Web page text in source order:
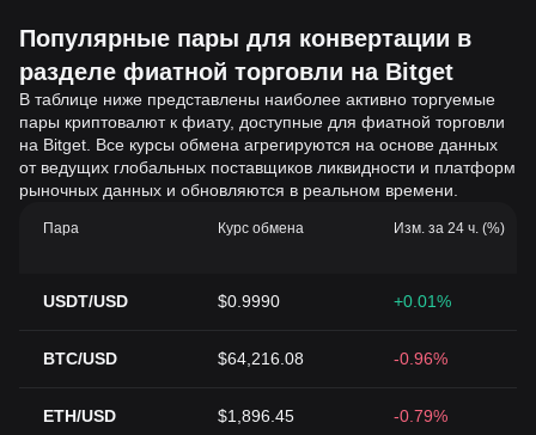
Популярные пары для конвертации в
разделе фиатной торговли на Bitget
В таблице ниже представлены наиболее активно торгуемые
пары криптовалют к фиату, доступные для фиатной торговли
на Bitget. Все курсы обмена агрегируются на основе данных
от ведущих глобальных поставщиков ликвидности и платформ
рыночных данных и обновляются в реальном времени.
Пара Курс обмена Изм. за 24 ч. (%)
USDT/USD $0.9990 +0.01%
BTC/USD $64,216.08 -0.96%
ETH/USD $1,896.45 -0.79%